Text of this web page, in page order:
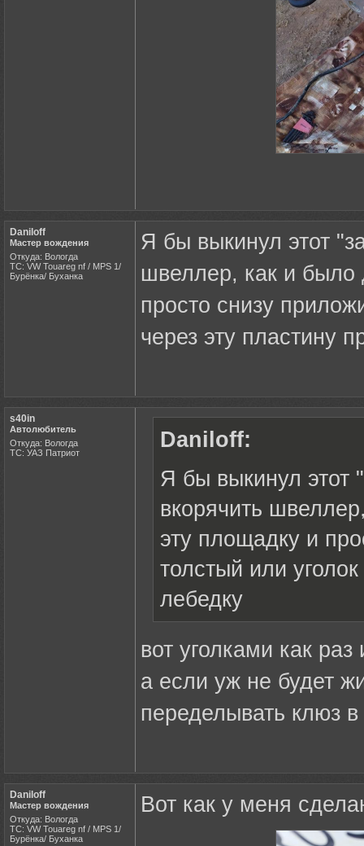
Daniloff
Мастер вождения
Откуда: Вологда
ТС: VW Touareg nf / MPS 1/
Бурёнка/ Буханка
Я бы выкинул этот
швеллер, как и было
просто снизу
через эту пластину
s40in
Автолюбитель
Откуда: Вологда
ТС: УАЗ Патриот
Daniloff:
Я бы выкинул этот
вкорячить
эту площадку и
толстый или
лебедку
вот уголками как
а если уж не будет
переделывать клюз
Daniloff
Мастер вождения
Откуда: Вологда
ТС: VW Touareg nf / MPS 1/
Бурёнка/ Буханка
Вот как у меня